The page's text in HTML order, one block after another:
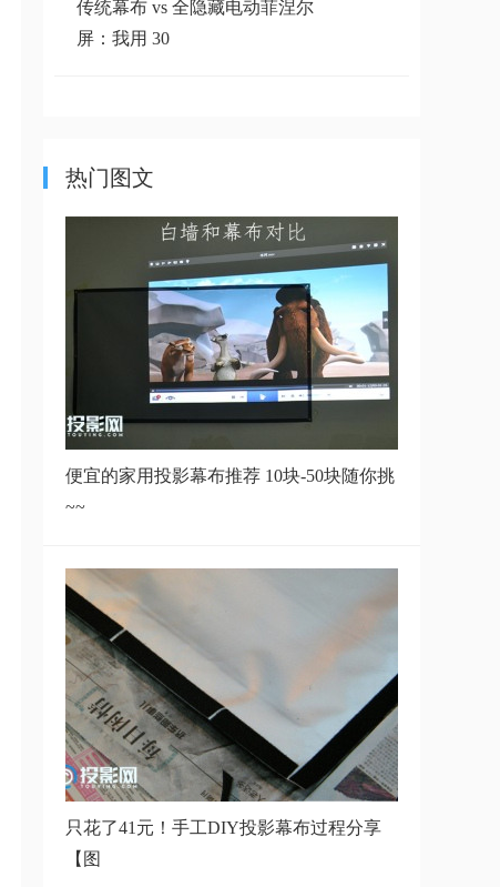
传统幕布 vs 全隐藏电动菲涅尔
屏：我用 30
抗光灰幕布和白墙的投影效果对比
【实测的干
灰玻纤幕布和玻珠幕布的区别是什
抗光幕布、白墙、玻纤幕布画质对
比横向测试
激光电视和投影机有何区别，一文
家用投影VS电影院，一场关于尺
寸与自由的辩
请教各位大咖：为什么投在白墙上
比投在幕布
热门图文
便宜的家用投影幕布推荐 10块-50块随你挑
~~
只花了41元！手工DIY投影幕布过程分享
【图